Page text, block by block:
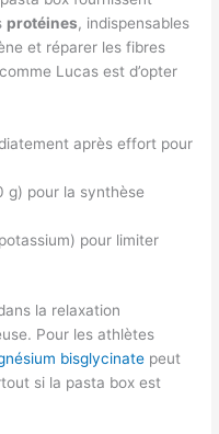
protéines, indispensables
et réparer les fibres
Lucas est d’opter
après effort pour
g) pour la synthèse
pour limiter
la relaxation
Pour les athlètes
bisglycinate peut
si la pasta box est